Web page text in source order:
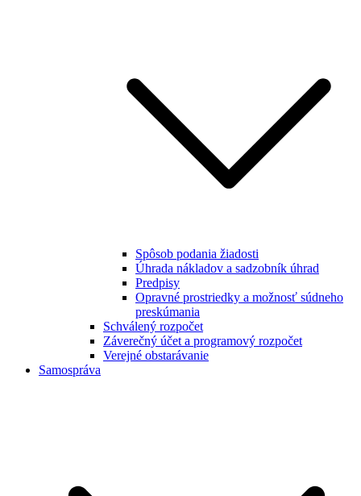
Spôsob podania žiadosti
Úhrada nákladov a sadzobník úhrad
Predpisy
Opravné prostriedky a možnosť súdneho
preskúmania
Schválený rozpočet
Záverečný účet a programový rozpočet
Verejné obstarávanie
Samospráva